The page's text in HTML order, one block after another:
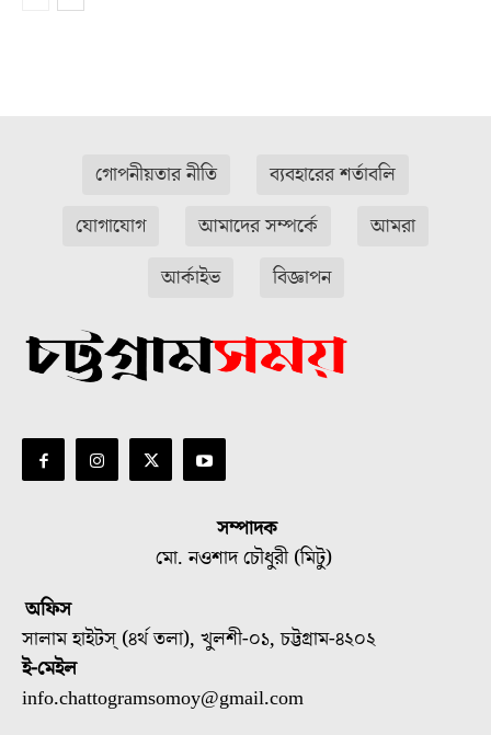
গোপনীয়তার নীতি
ব্যবহারের শর্তাবলি
যোগাযোগ
আমাদের সম্পর্কে
আমরা
আর্কাইভ
বিজ্ঞাপন
সম্পাদক
মো. নওশাদ চৌধুরী (মিটু)
অফিস
সালাম হাইটস্ (৪র্থ তলা), খুলশী-০১, চট্টগ্রাম-৪২০২
ই-মেইল
info.chattogramsomoy@gmail.com